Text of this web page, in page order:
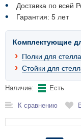
Доставка по всей
Гарантия: 5 лет
Комплектующие
Полки для
Стойки для
Наличие: Есть
К сравнению